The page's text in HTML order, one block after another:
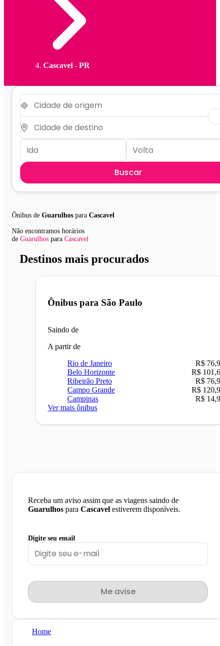
Cascavel - PR
Buscar
Ônibus de Guarulhos para Cascavel
Não encontramos horários
de Guarulhos para Cascavel
Destinos mais procurados
Ônibus para São Paulo
Saindo de
A partir de
Rio de Janeiro
R$
Belo Horizonte
R$
Ribeirão Preto
R$
Campo Grande
R$
Campinas
R$
Ver mais ônibus
Receba um aviso assim que as viagens saindo de
Guarulhos para Cascavel estiverem disponíveis.
Digite seu email
Me avise
Home